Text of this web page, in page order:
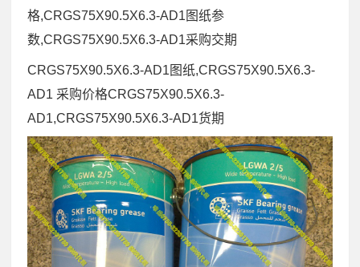
格,CRGS75X90.5X6.3-AD1图纸参
数,CRGS75X90.5X6.3-AD1采购交期
CRGS75X90.5X6.3-AD1图纸,CRGS75X90.5X6.3-
AD1 采购价格CRGS75X90.5X6.3-
AD1,CRGS75X90.5X6.3-AD1货期